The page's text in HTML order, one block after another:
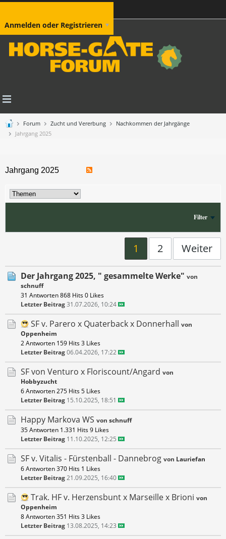
Anmelden oder Registrieren
Forum Zucht und Vererbung
Nachkommen der Jahrgänge
Jahrgang 2025
Jahrgang 2025
Filter
1 2 Weiter
Der Jahrgang 2025, " gesammelte Werke" von
schnuff
31 Antworten868 Hits0 Likes
Letzter Beitrag 31.07.2026, 10:24
SF v. Parero x Quaterback x Donnerhall von
Oppenheim
2 Antworten 159 Hits3 Likes
Letzter Beitrag06.04.2026, 17:22
SF von Venturo x Floriscount/Angard von
Hobbyzucht
6 Antworten 275 Hits 5 Likes
Letzter Beitrag 15.10.2025, 18:51
Happy Markova WS von schnuff
35 Antworten 1.331 Hits9 Likes
Letzter Beitrag 11.10.2025, 12:25
SF v. Vitalis - Fürstenball - Dannebrog von Lauriefan
6 Antworten370 Hits 1 Likes
Letzter Beitrag 21.09.2025, 16:40
Trak. HF v. Herzensbunt x Marseille x Brioni von
Oppenheim
8 Antworten351 Hits3 Likes
Letzter Beitrag 13.08.2025, 14:23